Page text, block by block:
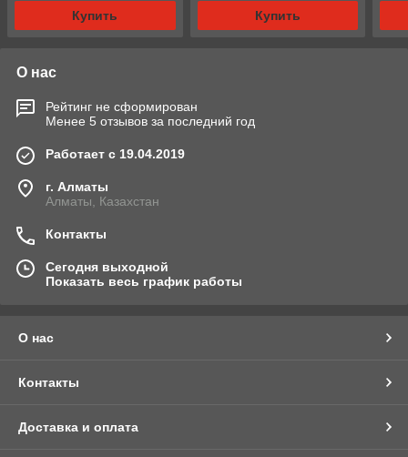
Купить Купить
О нас
Рейтинг не сформирован
Менее 5 отзывов за последний год
Работает с 19.04.2019
г. Алматы
Алматы, Казахстан
Контакты
Сегодня выходной
Показать весь график работы
О нас
Контакты
Доставка и оплата